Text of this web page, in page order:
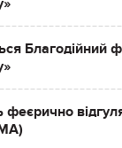
Благодійний